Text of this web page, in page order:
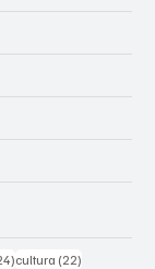
24 post
cultura (22)